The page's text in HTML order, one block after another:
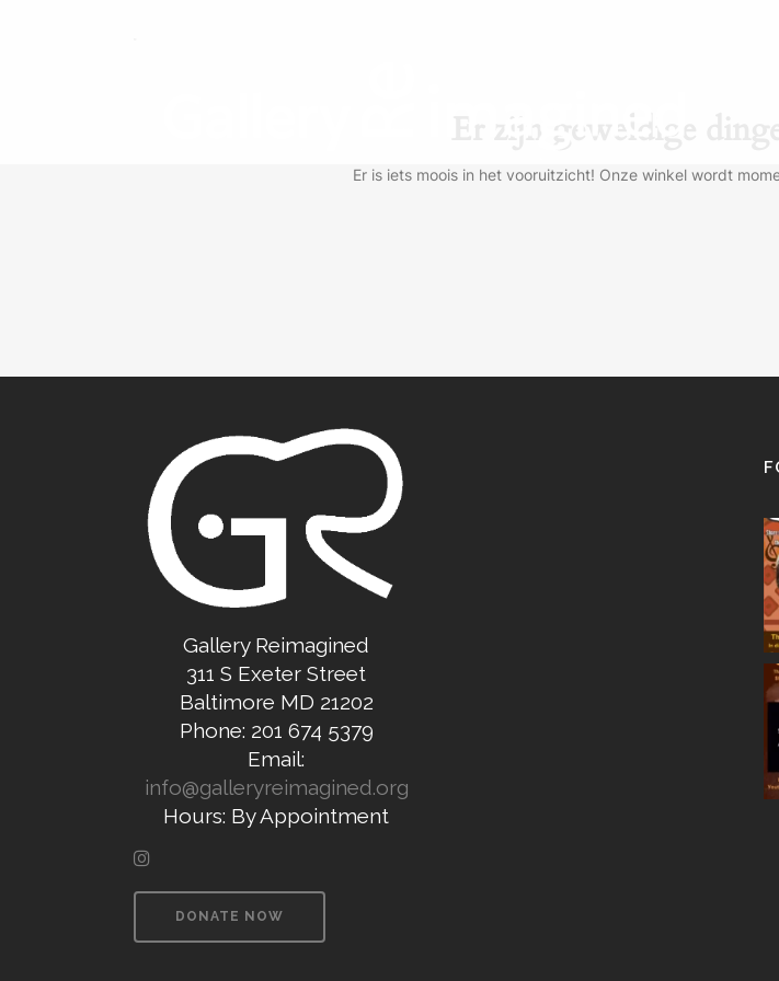
Er is iets moois in het vooruitzicht! Onze winkel wordt
Gallery Reimagined
311 S Exeter Street
Baltimore MD 21202
Phone: 201 674 5379
Email:
info@galleryreimagined.org
Hours: By Appointment
DONATE NOW